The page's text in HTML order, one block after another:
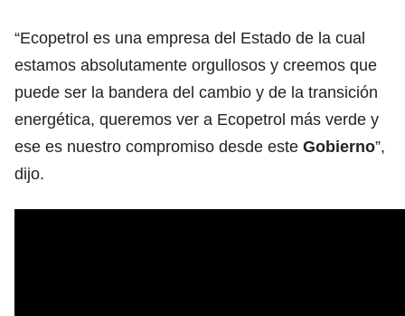
“Ecopetrol es una empresa del Estado de la cual
estamos absolutamente orgullosos y creemos que
puede ser la bandera del cambio y de la transición
energética, queremos ver a Ecopetrol más verde y
ese es nuestro compromiso desde este Gobierno”,
dijo.